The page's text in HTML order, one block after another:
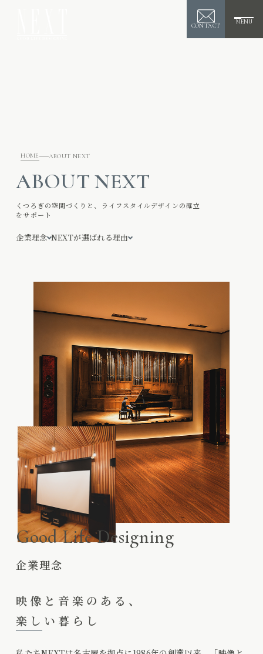
CONTACT
MENU
HOME ABOUT NEXT
ABOUT NEXT
くつろぎの空間づくりと、ライフスタイルデザインの確立
をサポート
企業理念 NEXTが選ばれる理由
Good Life Designing
企業理念
映像と音楽のある、
楽しい暮らし